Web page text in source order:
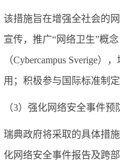
该措施旨在增强全社会的
宣传，推广“网络卫生”概
（Cybercampus Sverige），
用；积极参与国际标准制
（3）强化网络安全事件预
瑞典政府将采取的具体措
化网络安全事件报告及跨